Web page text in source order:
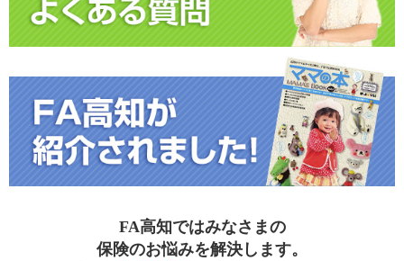
FA高知ではみなさまの
保険のお悩みを解決します。